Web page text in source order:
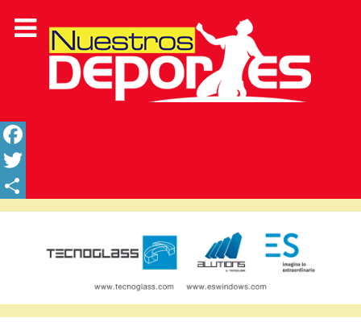
Facebook
Twitter
Share